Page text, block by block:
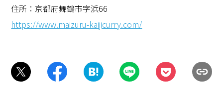
住所：京都府舞鶴市字浜66
https://www.maizuru-kaijicurry.com/